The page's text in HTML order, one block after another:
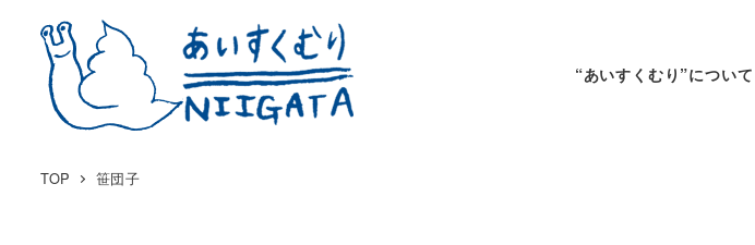
“あいすくむり”について
TOP 笹団子